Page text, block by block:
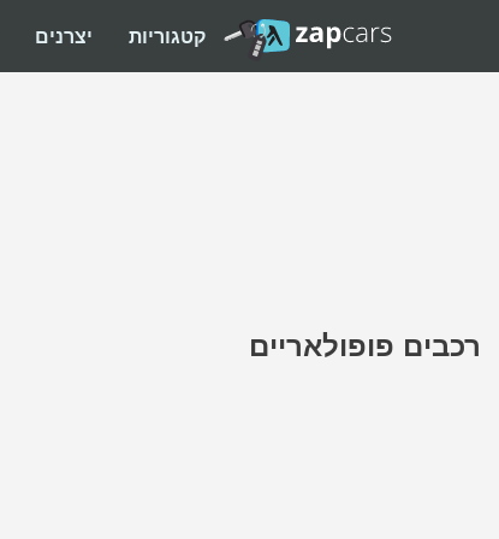
קטגוריות יצרנים
רכבים פופולאריים